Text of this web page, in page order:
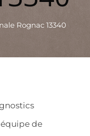
Rognac 13340
de